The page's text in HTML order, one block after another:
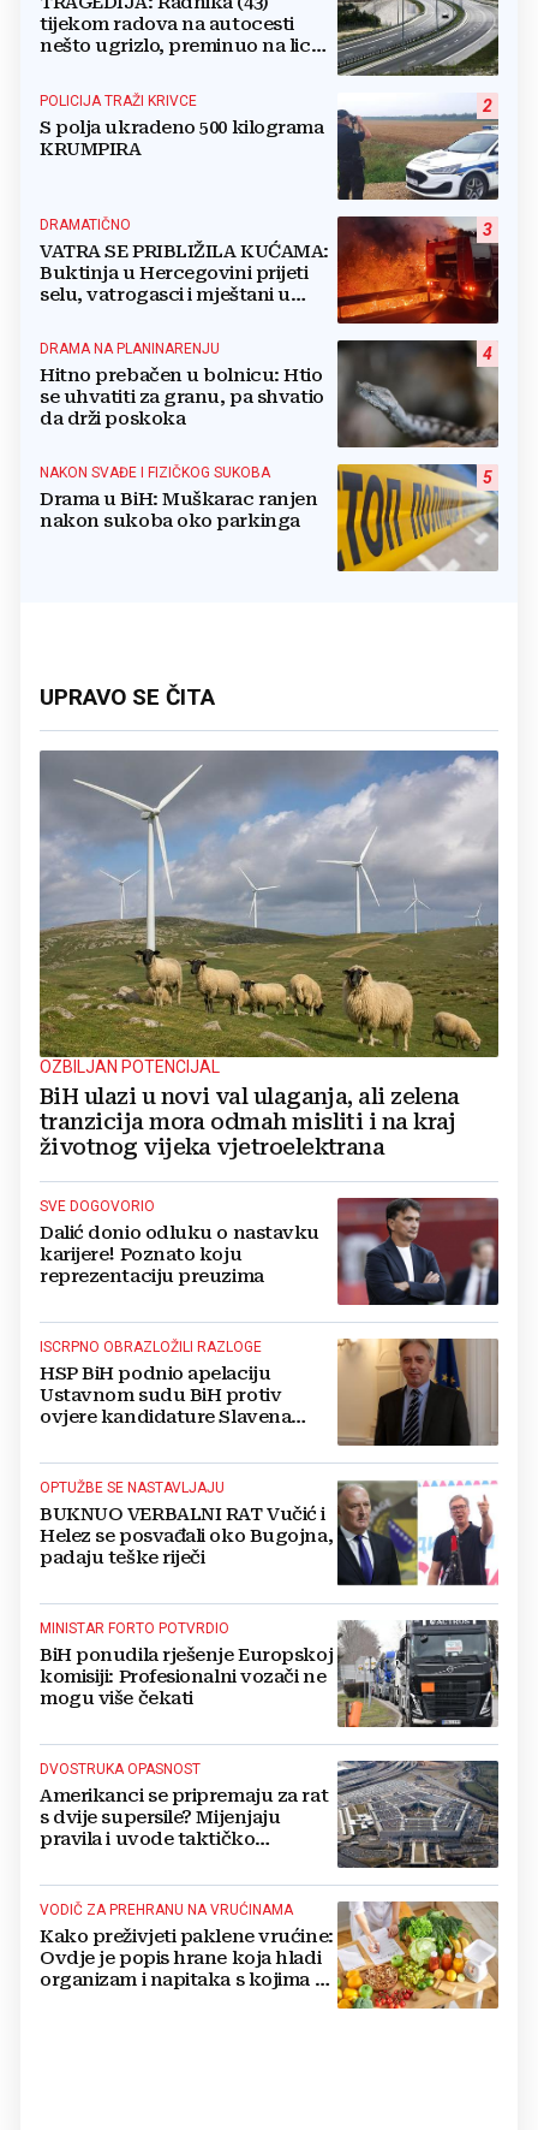
tijekom radova na autocesti
nešto ugrizlo, preminuo na licu
2
POLICIJA TRAŽI KRIVCE
S polja ukradeno 500 kilograma
KRUMPIRA
3
DRAMATIČNO
VATRA SE PRIBLIŽILA KUĆAMA:
Buktinja u Hercegovini prijeti
selu, vatrogasci i mještani u
4
DRAMA NA PLANINARENJU
Hitno prebačen u bolnicu: Htio
se uhvatiti za granu, pa shvatio
da drži poskoka
5
NAKON SVAĐE I FIZIČKOG SUKOBA
Drama u BiH: Muškarac ranjen
nakon sukoba oko parkinga
UPRAVO SE ČITA
OZBILJAN POTENCIJAL
BiH ulazi u novi val ulaganja, ali zelena
tranzicija mora odmah misliti i na kraj
životnog vijeka vjetroelektrana
SVE DOGOVORIO
Dalić donio odluku o nastavku
karijere! Poznato koju
reprezentaciju preuzima
ISCRPNO OBRAZLOŽILI RAZLOGE
HSP BiH podnio apelaciju
Ustavnom sudu BiH protiv
ovjere kandidature Slavena
OPTUŽBE SE NASTAVLJAJU
BUKNUO VERBALNI RAT Vučić i
Helez se posvađali oko Bugojna,
padaju teške riječi
MINISTAR FORTO POTVRDIO
BiH ponudila rješenje Europskoj
komisiji: Profesionalni vozači ne
mogu više čekati
DVOSTRUKA OPASNOST
Amerikanci se pripremaju za rat
s dvije supersile? Mijenjaju
pravila i uvode taktičko
VODIČ ZA PREHRANU NA VRUĆINAMA
Kako preživjeti paklene vrućine:
Ovdje je popis hrane koja hladi
organizam i napitaka s kojima si